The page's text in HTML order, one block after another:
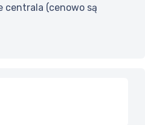
centrala (cenowo są